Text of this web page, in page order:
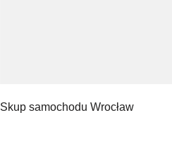
Skup samochodu Wrocław